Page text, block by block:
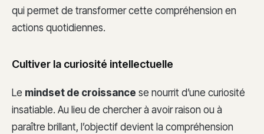
qui permet de transformer cette compréhension en
actions quotidiennes.
Cultiver la curiosité intellectuelle
Le mindset de croissance se nourrit d’une curiosité
insatiable. Au lieu de chercher à avoir raison ou à
paraître brillant, l’objectif devient la compréhension